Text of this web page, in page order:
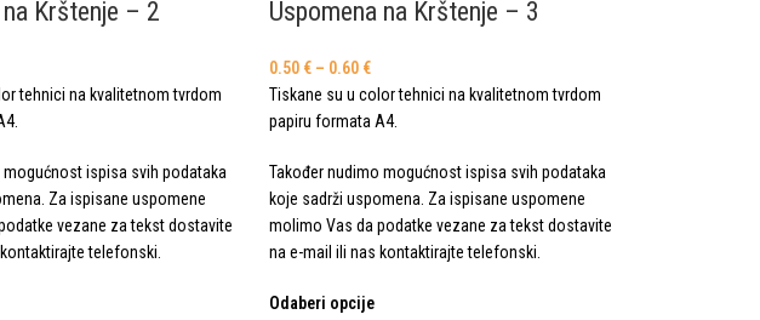
Krštenje – 2
tehnici na kvalitetnom tvrdom
mogućnost ispisa svih podataka
Za ispisane uspomene
vezane za tekst dostavite
telefonski.
Uspomena na Krštenje – 3
0.50 € – 0.60 €
Tiskane su u color tehnici na kvalitetnom tvrdom
papiru formata A4.
Također nudimo mogućnost ispisa svih podataka
koje sadrži uspomena. Za ispisane uspomene
molimo Vas da podatke vezane za tekst dostavite
na e-mail ili nas kontaktirajte telefonski.
Odaberi opcije